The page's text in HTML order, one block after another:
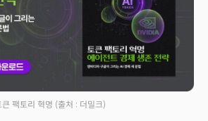
큰 팩토리 혁명 (출처 : 더밀크)